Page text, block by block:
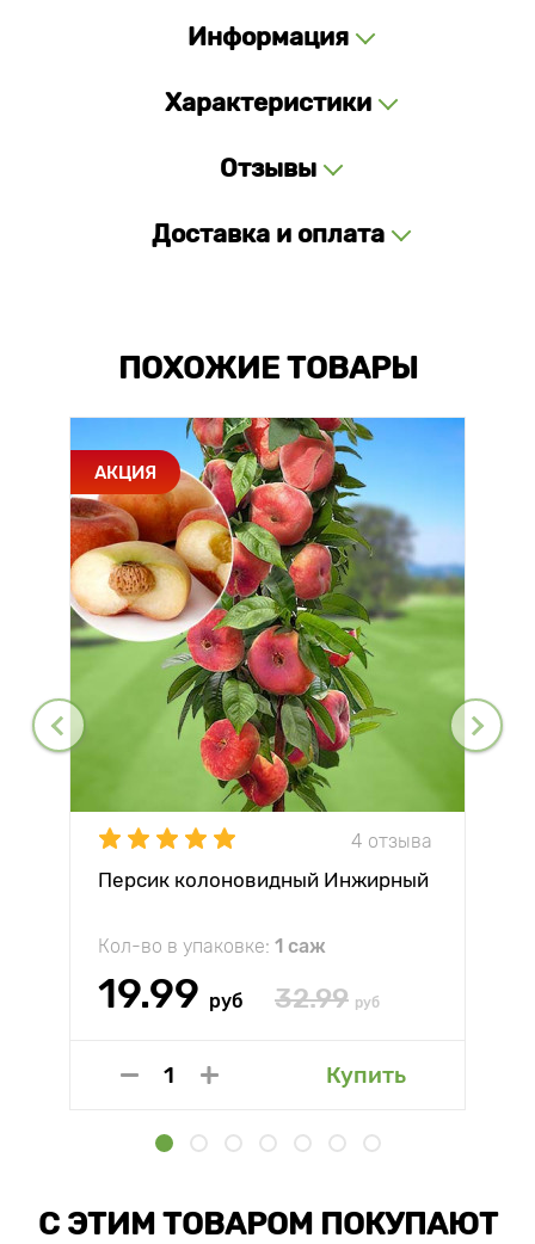
Информация
Характеристики
Отзывы
Доставка и оплата
ПОХОЖИЕ ТОВАРЫ
АКЦИЯ
4 отзыва
Персик колоновидный Инжирный
Кол-во в упаковке: 1 саж
19.99 руб 32.99 руб
Купить
С ЭТИМ ТОВАРОМ ПОКУПАЮТ